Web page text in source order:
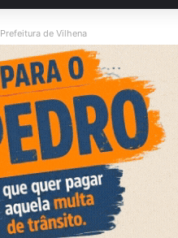
Prefeitura de Vilhena